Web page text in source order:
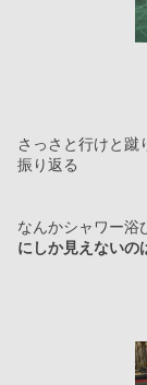
さっさと行けと蹴
振り返る
なんかシャワー浴
にしか見えないの